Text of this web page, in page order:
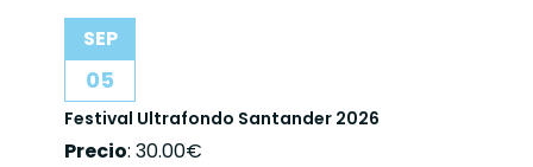
SEP
05
Festival Ultrafondo Santander 2026
Precio: 30.00€